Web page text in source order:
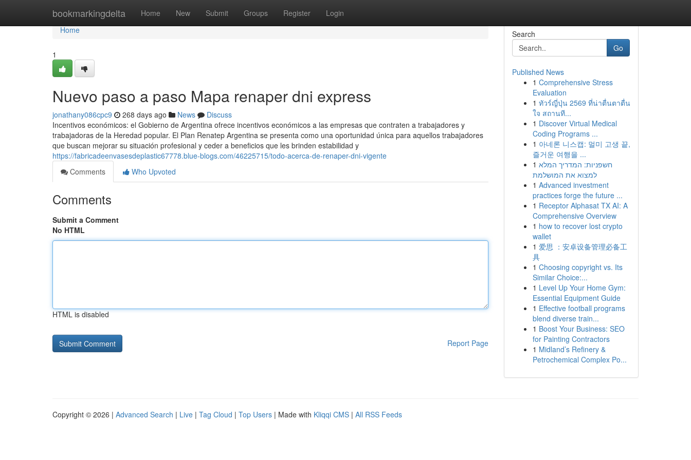
bookmarkingdelta Home New Submit Groups Register Login
Home
Home
1
Nuevo paso a paso Mapa renaper dni express
jonathany086cpc9 268 days ago News
Discuss
Incentivos económicos: el Gobierno de Argentina ofrece incentivos económicos a las empresas que contraten a trabajadores y
trabajadoras de la Heredad popular. El Plan Renatep Argentina se presenta como una oportunidad única para aquellos trabajadores
que buscan mejorar su situación profesional y ceder a beneficios que les brinden estabilidad y
https://fabricadeenvasesdeplastic67778.blue-blogs.com/46225715/todo-acerca-de-renaper-dni-vigente
Comments
Who Upvoted
Comments
Submit a Comment
No HTML
HTML is disabled
Report Page
Search
Go
Published News
1 Comprehensive Stress
Evaluation
1 ทัวร์ญี่ปุ่น 2569 ที่น่าตื่นตาตื่น
ใจ สถานที...
1 Discover Virtual Medical
Coding Programs ...
1 아네론 니스캡: 멀미 고생 끝,
즐거운 여행을 ...
1 חשפניות: המדריך המלא
למצוא את המושלמת
1 Advanced investment
practices forge the future ...
1 Receptor Alphasat TX AI: A
Comprehensive Overview
1 how to recover lost crypto
wallet
1 爱思 ：安卓设备管理必备工
具
1 Choosing copyright vs. Its
Similar Choice:...
1 Level Up Your Home Gym:
Essential Equipment Guide
1 Effective football programs
blend diverse train...
1 Boost Your Business: SEO
for Painting Contractors
1 Midland’s Refinery &
Petrochemical Complex Po...
Copyright © 2026 | Advanced Search | Live | Tag Cloud | Top Users | Made with Kliqqi CMS | All RSS Feeds